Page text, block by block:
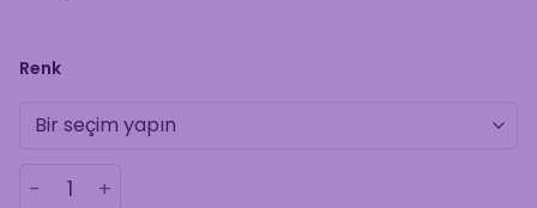
Renk
KOVA BURCU ŞAHMERAN adet